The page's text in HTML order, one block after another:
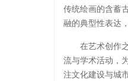
传统绘画的含蓄
融的典型性表达
在艺术创作
流与学术活动，
注文化建设与城